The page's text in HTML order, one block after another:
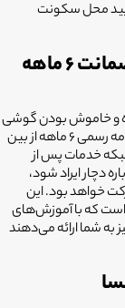
محل سکونت
خدمات پس از فروش لوازم خانگی و ضمانت ۶ ماهه
و خاموش بودن گوشی
تعمیرکار است. ما در فیکسا این هراس را با ارائه ضمانت‌نامه رسمی ۶ ماهه از بین
خدمات پس از
ایراد شود،
خواهد بود. این
۳۰۰۰ تکنسین رسمی است که با آموزش‌های
به شما ارائه می‌دهند